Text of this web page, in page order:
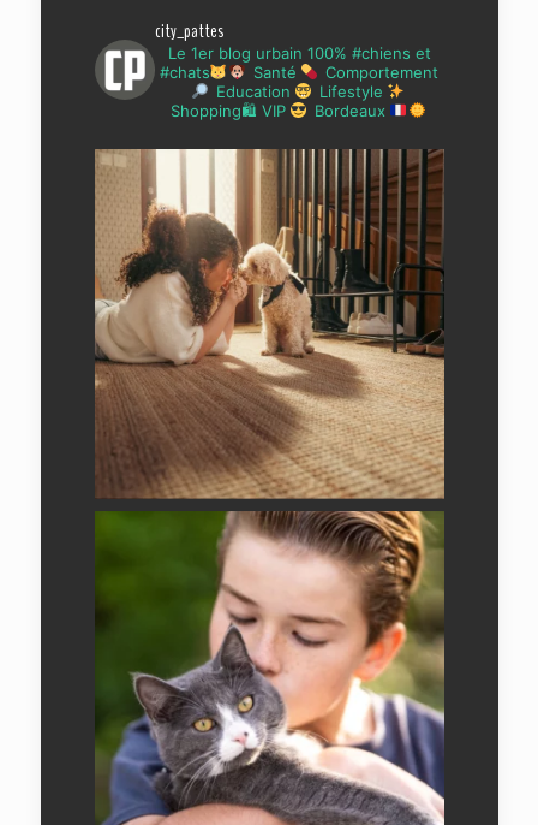
city_pattes
Le 1er blog urbain 100% #chiens et
#chats
Santé
Comportement
Education
Lifestyle
Shopping🛍 VIP
Bordeaux